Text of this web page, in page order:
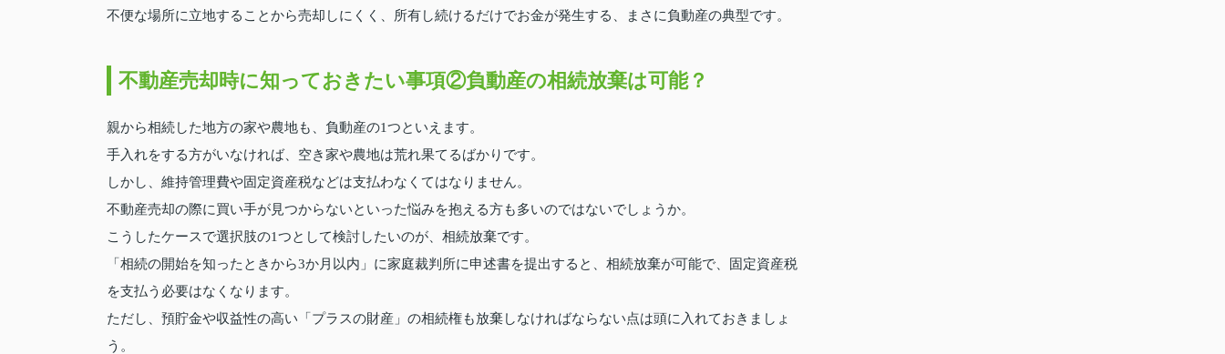
不便な場所に立地することから売却しにくく、所有し続けるだけでお金が発生する、まさに負動産の典型です。
不動産売却時に知っておきたい事項②負動産の相続放棄は可能？
親から相続した地方の家や農地も、負動産の1つといえます。
手入れをする方がいなければ、空き家や農地は荒れ果てるばかりです。
しかし、維持管理費や固定資産税などは支払わなくてはなりません。
不動産売却の際に買い手が見つからないといった悩みを抱える方も多いのではないでしょうか。
こうしたケースで選択肢の1つとして検討したいのが、相続放棄です。
「相続の開始を知ったときから3か月以内」に家庭裁判所に申述書を提出すると、相続放棄が可能で、固定資産税
を支払う必要はなくなります。
ただし、預貯金や収益性の高い「プラスの財産」の相続権も放棄しなければならない点は頭に入れておきましょ
う。